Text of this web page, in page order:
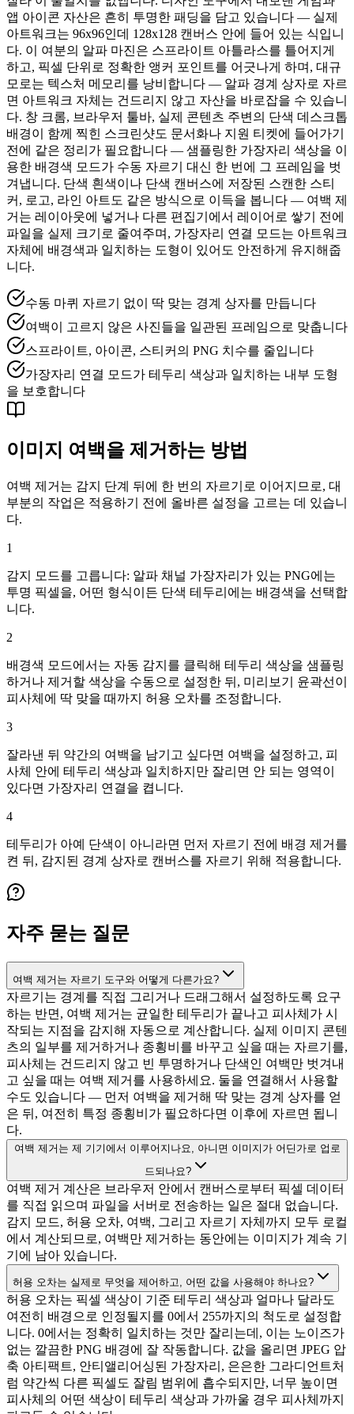
앱 아이콘 자산은 흔히 투명한 패딩을 담고 있습니다 — 실제
아트워크는 96x96인데 128x128 캔버스 안에 들어 있는 식입니
다. 이 여분의 알파 마진은 스프라이트 아틀라스를 틀어지게
하고, 픽셀 단위로 정확한 앵커 포인트를 어긋나게 하며, 대규
모로는 텍스처 메모리를 낭비합니다 — 알파 경계 상자로 자르
면 아트워크 자체는 건드리지 않고 자산을 바로잡을 수 있습니
다. 창 크롬, 브라우저 툴바, 실제 콘텐츠 주변의 단색 데스크톱
배경이 함께 찍힌 스크린샷도 문서화나 지원 티켓에 들어가기
전에 같은 정리가 필요합니다 — 샘플링한 가장자리 색상을 이
용한 배경색 모드가 수동 자르기 대신 한 번에 그 프레임을 벗
겨냅니다. 단색 흰색이나 단색 캔버스에 저장된 스캔한 스티
커, 로고, 라인 아트도 같은 방식으로 이득을 봅니다 — 여백 제
거는 레이아웃에 넣거나 다른 편집기에서 레이어로 쌓기 전에
파일을 실제 크기로 줄여주며, 가장자리 연결 모드는 아트워크
자체에 배경색과 일치하는 도형이 있어도 안전하게 유지해줍
니다.
수동 마퀴 자르기 없이 딱 맞는 경계 상자를 만듭니다
여백이 고르지 않은 사진들을 일관된 프레임으로 맞춥니다
스프라이트, 아이콘, 스티커의 PNG 치수를 줄입니다
가장자리 연결 모드가 테두리 색상과 일치하는 내부 도형
을 보호합니다
이미지 여백을 제거하는 방법
여백 제거는 감지 단계 뒤에 한 번의 자르기로 이어지므로, 대
부분의 작업은 적용하기 전에 올바른 설정을 고르는 데 있습니
다.
1
감지 모드를 고릅니다: 알파 채널 가장자리가 있는 PNG에는
투명 픽셀을, 어떤 형식이든 단색 테두리에는 배경색을 선택합
니다.
2
배경색 모드에서는 자동 감지를 클릭해 테두리 색상을 샘플링
하거나 제거할 색상을 수동으로 설정한 뒤, 미리보기 윤곽선이
피사체에 딱 맞을 때까지 허용 오차를 조정합니다.
3
잘라낸 뒤 약간의 여백을 남기고 싶다면 여백을 설정하고, 피
사체 안에 테두리 색상과 일치하지만 잘리면 안 되는 영역이
있다면 가장자리 연결을 켭니다.
4
테두리가 아예 단색이 아니라면 먼저 자르기 전에 배경 제거를
켠 뒤, 감지된 경계 상자로 캔버스를 자르기 위해 적용합니다.
자주 묻는 질문
여백 제거는 자르기 도구와 어떻게 다른가요?
자르기는 경계를 직접 그리거나 드래그해서 설정하도록 요구
하는 반면, 여백 제거는 균일한 테두리가 끝나고 피사체가 시
작되는 지점을 감지해 자동으로 계산합니다. 실제 이미지 콘텐
츠의 일부를 제거하거나 종횡비를 바꾸고 싶을 때는 자르기를,
피사체는 건드리지 않고 빈 투명하거나 단색인 여백만 벗겨내
고 싶을 때는 여백 제거를 사용하세요. 둘을 연결해서 사용할
수도 있습니다 — 먼저 여백을 제거해 딱 맞는 경계 상자를 얻
은 뒤, 여전히 특정 종횡비가 필요하다면 이후에 자르면 됩니
다.
여백 제거는 제 기기에서 이루어지나요, 아니면 이미지가 어딘가로 업로
드되나요?
여백 제거 계산은 브라우저 안에서 캔버스로부터 픽셀 데이터
를 직접 읽으며 파일을 서버로 전송하는 일은 절대 없습니다.
감지 모드, 허용 오차, 여백, 그리고 자르기 자체까지 모두 로컬
에서 계산되므로, 여백만 제거하는 동안에는 이미지가 계속 기
기에 남아 있습니다.
허용 오차는 실제로 무엇을 제어하고, 어떤 값을 사용해야 하나요?
허용 오차는 픽셀 색상이 기준 테두리 색상과 얼마나 달라도
여전히 배경으로 인정될지를 0에서 255까지의 척도로 설정합
니다. 0에서는 정확히 일치하는 것만 잘리는데, 이는 노이즈가
없는 깔끔한 PNG 배경에 잘 작동합니다. 값을 올리면 JPEG 압
축 아티팩트, 안티앨리어싱된 가장자리, 은은한 그라디언트처
럼 약간씩 다른 픽셀도 잘림 범위에 흡수되지만, 너무 높이면
피사체의 어떤 색상이 테두리 색상과 가까울 경우 피사체까지